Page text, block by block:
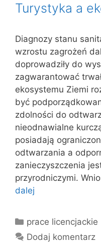
Turystyka a
Diagnozy stanu
wzrostu zagrożeń
doprowadziły do
zagwarantować
ekosystemu Ziemi
być
zdolności do
nieodnawialne
posiadają
odtwarzania a
zanieczyszczenia
przyrodniczymi.
dalej
Kategorie
prace licencjackie
Dodaj komentarz